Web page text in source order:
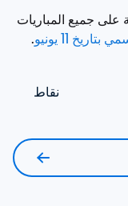
11 يونيو .
نقاط